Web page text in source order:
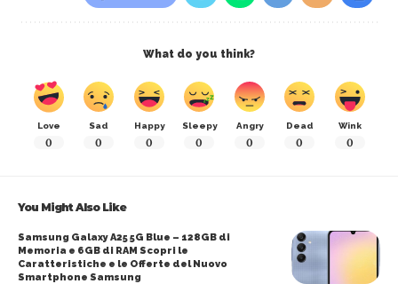
What do you think?
Love
0
Sad
0
Happy
0
Sleepy
0
Angry
0
Dead
0
Wink
0
You Might Also Like
Samsung Galaxy A25 5G Blue – 128GB di
Memoria e 6GB di RAM Scopri le
Caratteristiche e le Offerte del Nuovo
Smartphone Samsung